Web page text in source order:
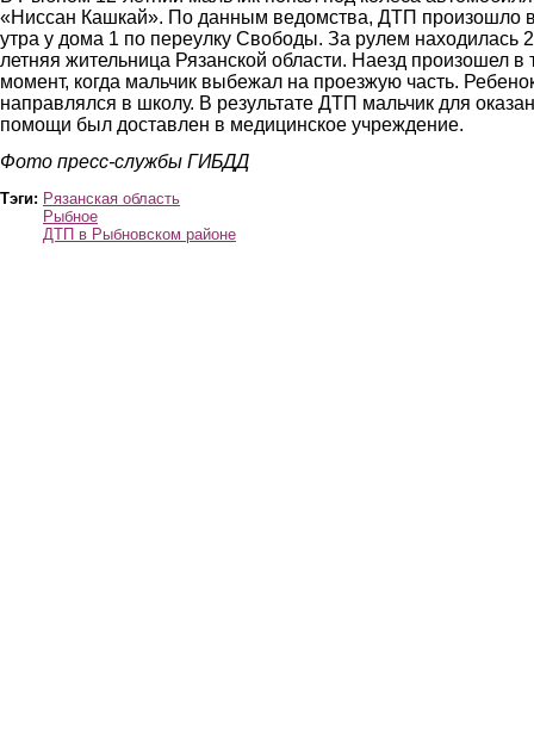
«Ниссан Кашкай». По данным ведомства, ДТП произошло
утра у дома 1 по переулку Свободы. За рулем находилась
летняя жительница Рязанской области. Наезд произошел в
момент, когда мальчик выбежал на проезжую часть.
направлялся в школу. В результате ДТП мальчик для
помощи был доставлен в медицинское учреждение.
Фото пресс-службы ГИБДД
Тэги: Рязанская область
Рыбное
ДТП в Рыбновском районе